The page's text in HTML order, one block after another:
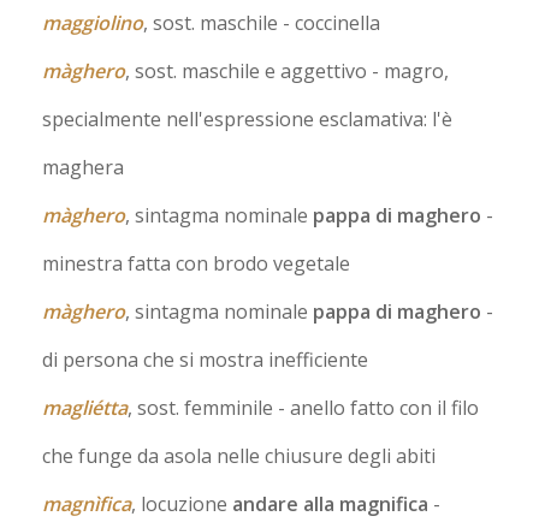
maggiolino, sost. maschile - coccinella
màghero, sost. maschile e aggettivo - magro,
specialmente nell'espressione esclamativa: l'è
maghera
màghero, sintagma nominale pappa di maghero -
minestra fatta con brodo vegetale
màghero, sintagma nominale pappa di maghero -
di persona che si mostra inefficiente
magliétta, sost. femminile - anello fatto con il filo
che funge da asola nelle chiusure degli abiti
magnìfica, locuzione andare alla magnifica -